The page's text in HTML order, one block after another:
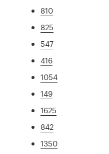
810
825
547
416
1054
149
1625
842
1350